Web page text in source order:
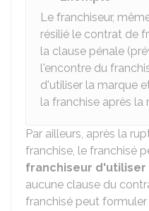
Le franchiseur,
résilié le contrat de
la clause pénale
l'encontre du
d'utiliser la marque
la franchise après la
Par ailleurs, après la
franchise, le franchisé
franchiseur
aucune clause du
franchisé peut